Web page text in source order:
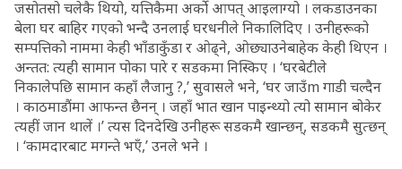
जसोतसो चलेकै थियो, यत्तिकैमा अर्को आपत् आइलाग्यो । लकडाउनका
बेला घर बाहिर गएको भन्दै उनलाई घरधनीले निकालिदिए । उनीहरूको
सम्पत्तिको नाममा केही भाँडाकुँडा र ओढ्ने, ओछ्याउनेबाहेक केही थिएन ।
अन्तत: त्यही सामान पोका पारे र सडकमा निस्किए । ‘घरबेटीले
निकालेपछि सामान कहाँ लैजानु ?,’ सुवासले भने, ‘घर जाउँm गाडी चल्दैन
। काठमाडौंमा आफन्त छैनन् । जहाँ भात खान पाइन्थ्यो त्यो सामान बोकेर
त्यहीं जान थालें ।’ त्यस दिनदेखि उनीहरू सडकमै खान्छन्, सडकमै सुत्छन्
। ‘कामदारबाट मगन्ते भएँ,’ उनले भने ।